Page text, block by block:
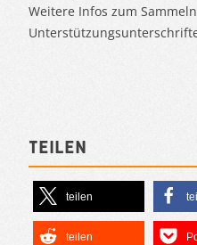
Weitere Infos zum
Teilen
teilen
teilen